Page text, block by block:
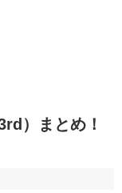
）まとめ！